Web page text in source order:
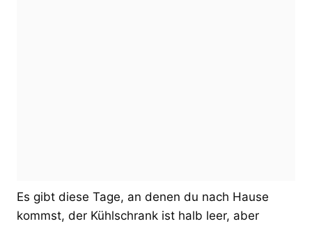
Es gibt diese Tage, an denen du nach Hause
kommst, der Kühlschrank ist halb leer, aber